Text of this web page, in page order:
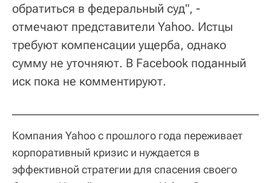
обратиться в федеральный суд", -
отмечают представители Yahoo. Истцы
требуют компенсации ущерба, однако
сумму не уточняют. В Facebook поданный
иск пока не комментируют.
Компания Yahoo с прошлого года переживает
корпоративный кризис и нуждается в
эффективной стратегии для спасения своего